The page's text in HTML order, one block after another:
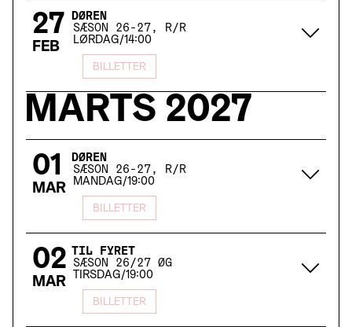
27
FEB
DØREN
SÆSON 26-27, R/R
LØRDAG/14:00
BILLETTER
MARTS 2027
01
MAR
DØREN
SÆSON 26-27, R/R
MANDAG/19:00
BILLETTER
02
MAR
TIL FYRET
SÆSON 26/27 ØG
TIRSDAG/19:00
BILLETTER